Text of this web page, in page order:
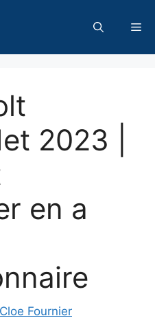
2023 |
en a
Cloe Fournier